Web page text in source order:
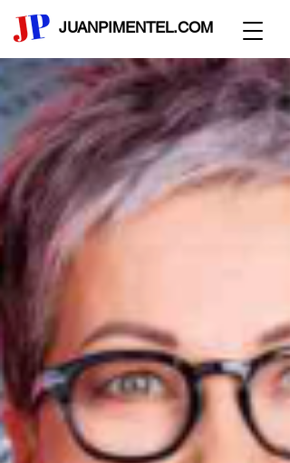
JUANPIMENTEL.COM